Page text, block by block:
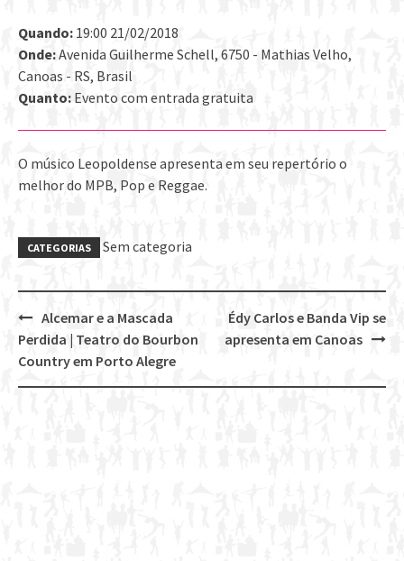
Quando: 19:00 21/02/2018
Onde:Avenida Guilherme Schell, 6750 - Mathias Velho,
Canoas - RS, Brasil
Quanto: Evento com entrada gratuita
O músico Leopoldense apresenta em seu repertório o
melhor do MPB, Pop e Reggae.
CATEGORIAS Sem categoria
Post
navigation
Édy Carlos e Banda Vip se
apresenta em Canoas
Alcemar e a Mascada
Perdida | Teatro do Bourbon
Country em Porto Alegre